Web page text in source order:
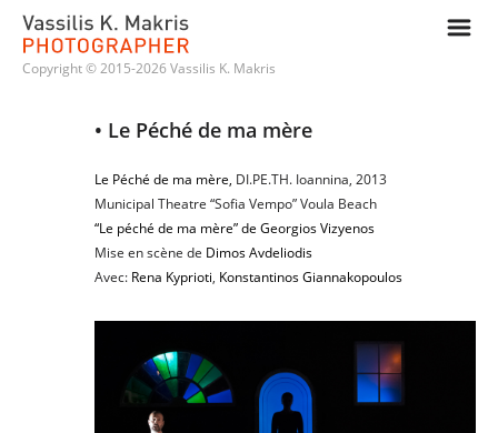
m
Copyright © 2015-2026 Vassilis K. Makris
• Le Péché de ma mère
Le Péché de ma mère, DI.PE.TH. Ioannina, 2013
Municipal Theatre “Sofia Vempo” Voula Beach
“Le péché de ma mère” de Georgios Vizyenos
Mise en scène de Dimos Avdeliodis
Avec: Rena Kyprioti, Konstantinos Giannakopoulos